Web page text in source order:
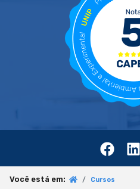
Você está em:
Cursos